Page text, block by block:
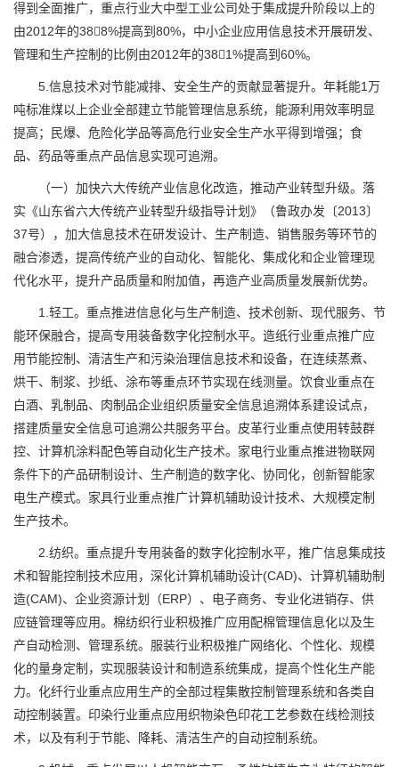
得到全面推广，重点行业大中型工业公司处于集成提升阶段以上的
由2012年的388%提高到80%，中小企业应用信息技术开展研发、
管理和生产控制的比例由2012年的381%提高到60%。
5.信息技术对节能减排、安全生产的贡献显著提升。年耗能1万
吨标准煤以上企业全部建立节能管理信息系统，能源利用效率明显
提高；民爆、危险化学品等高危行业安全生产水平得到增强；食
品、药品等重点产品信息实现可追溯。
（一）加快六大传统产业信息化改造，推动产业转型升级。落
实《山东省六大传统产业转型升级指导计划》（鲁政办发〔2013〕
37号），加大信息技术在研发设计、生产制造、销售服务等环节的
融合渗透，提高传统产业的自动化、智能化、集成化和企业管理现
代化水平，提升产品质量和附加值，再造产业高质量发展新优势。
1.轻工。重点推进信息化与生产制造、技术创新、现代服务、节
能环保融合，提高专用装备数字化控制水平。造纸行业重点推广应
用节能控制、清洁生产和污染治理信息技术和设备，在连续蒸煮、
烘干、制浆、抄纸、涂布等重点环节实现在线测量。饮食业重点在
白酒、乳制品、肉制品企业组织质量安全信息追溯体系建设试点，
搭建质量安全信息可追溯公共服务平台。皮革行业重点使用转鼓群
控、计算机涂料配色等自动化生产技术。家电行业重点推进物联网
条件下的产品研制设计、生产制造的数字化、协同化，创新智能家
电生产模式。家具行业重点推广计算机辅助设计技术、大规模定制
生产技术。
2.纺织。重点提升专用装备的数字化控制水平，推广信息集成技
术和智能控制技术应用，深化计算机辅助设计(CAD)、计算机辅助制
造(CAM)、企业资源计划（ERP）、电子商务、专业化进销存、供
应链管理等应用。棉纺织行业积极推广应用配棉管理信息化以及生
产自动检测、管理系统。服装行业积极推广网络化、个性化、规模
化的量身定制，实现服装设计和制造系统集成，提高个性化生产能
力。化纤行业重点应用生产的全部过程集散控制管理系统和各类自
动控制装置。印染行业重点应用织物染色印花工艺参数在线检测技
术，以及有利于节能、降耗、清洁生产的自动控制系统。